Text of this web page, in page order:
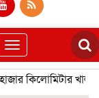
Toggle
navigation
কিলোমিটার খাল